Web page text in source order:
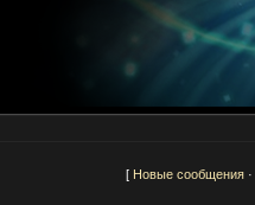
[ Новые сообщения ·